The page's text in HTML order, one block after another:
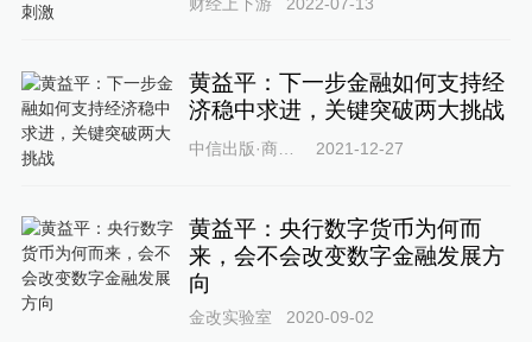
黄益平：下一步金融如何支持经
济稳中求进，关键突破两大挑战
中信出版·商业社 2021-12-27
黄益平：央行数字货币为何而
来，会不会改变数字金融发展方
向
金改实验室 2020-09-02